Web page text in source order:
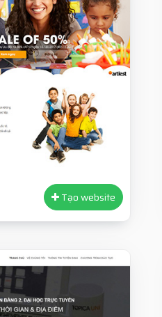
Tạo website